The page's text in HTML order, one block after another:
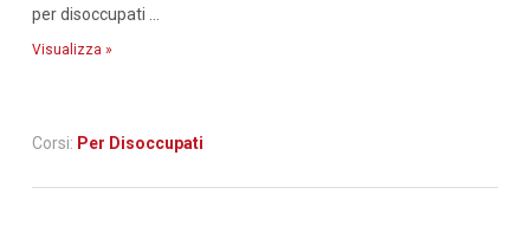
per disoccupati ...
Visualizza »
Corsi: Per Disoccupati